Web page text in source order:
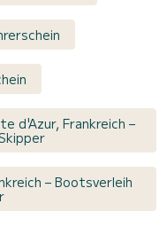
d'Azur, Frankreich –
– Bootsverleih